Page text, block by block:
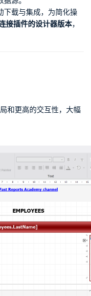
下载与集成，为简化操
接插件的设计器版本，
和更高的交互性，大幅